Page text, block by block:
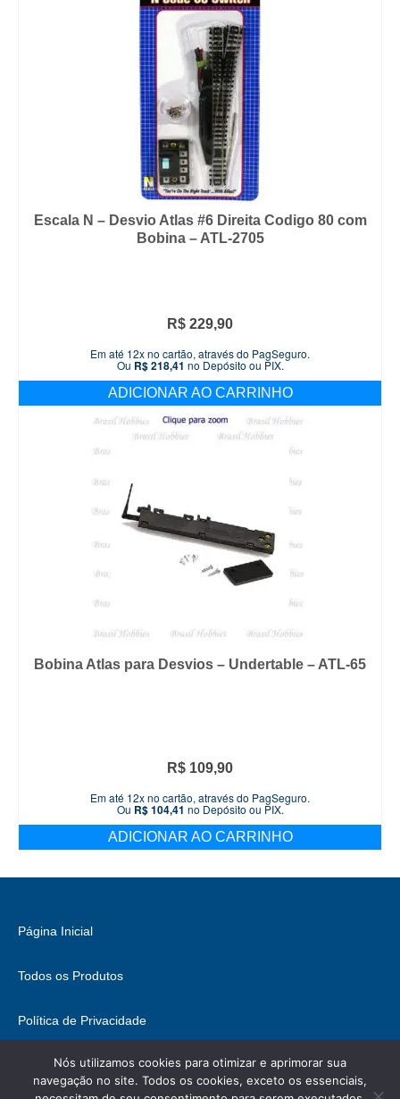
Escala N – Desvio Atlas #6 Direita Codigo 80 com
Bobina – ATL-2705
R$ 229,90
Em até 12x no cartão, através do PagSeguro.
Ou R$218,41 no Depósito ou PIX.
ADICIONAR AO CARRINHO
Bobina Atlas para Desvios – Undertable – ATL-65
R$ 109,90
Em até 12x no cartão, através do PagSeguro.
Ou R$104,41 no Depósito ou PIX.
ADICIONAR AO CARRINHO
Página Inicial
Todos os Produtos
Política de Privacidade
Fale Conosco
Nós utilizamos cookies para otimizar e aprimorar sua
navegação no site. Todos os cookies, exceto os essenciais,